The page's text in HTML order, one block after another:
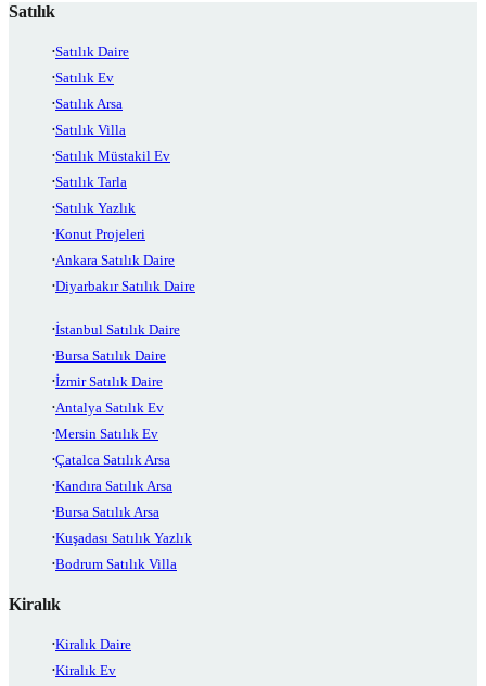
Satılık
Satılık Daire
Satılık Ev
Satılık Arsa
Satılık Villa
Satılık Müstakil Ev
Satılık Tarla
Satılık Yazlık
Konut Projeleri
Ankara Satılık Daire
Diyarbakır Satılık Daire
İstanbul Satılık Daire
Bursa Satılık Daire
İzmir Satılık Daire
Antalya Satılık Ev
Mersin Satılık Ev
Çatalca Satılık Arsa
Kandıra Satılık Arsa
Bursa Satılık Arsa
Kuşadası Satılık Yazlık
Bodrum Satılık Villa
Kiralık
Kiralık Daire
Kiralık Ev